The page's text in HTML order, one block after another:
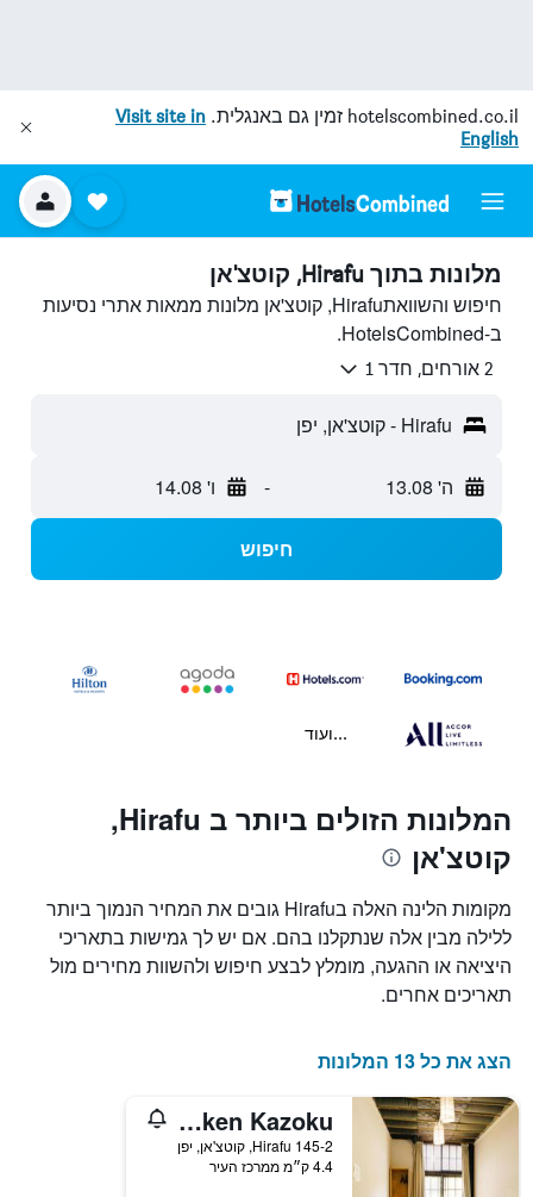
hotelscombined.co.il זמין גם באנגלית. Visit site in
English
מלונות בתוך Hirafu, קוטצ'אן
חיפוש והשוואתHirafu, קוטצ'אן מלונות ממאות אתרי נסיעות
ב-HotelsCombined.
2 אורחים, חדר 1
Hirafu - קוטצ'אן, יפן
ה' 13.08 - ו' 14.08
חיפוש
...ועוד
המלונות הזולים ביותר ב Hirafu,
קוטצ'אן
מקומות הלינה האלה בHirafu גובים את המחיר הנמוך ביותר
ללילה מבין אלה שנתקלנו בהם. אם יש לך גמישות בתאריכי
היציאה או ההגעה, מומלץ לבצע חיפוש ולהשוות מחירים מול
תאריכים אחרים.
הצג את כל 13 המלונות
Boken Kazoku
Hirafu 145-2, קוטצ'אן, יפן
4.4 ק״מ ממרכז העיר